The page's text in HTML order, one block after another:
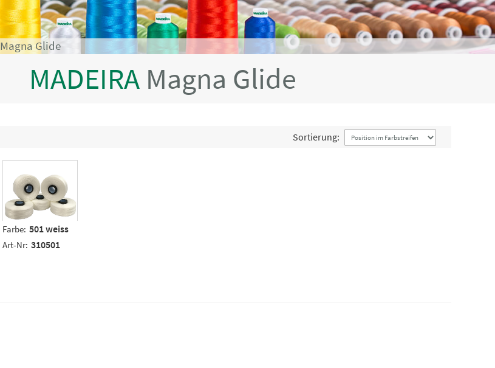
Magna Glide
MADEIRA Magna Glide
Sortierung:
Farbe: 501 weiss
Art-Nr: 310501